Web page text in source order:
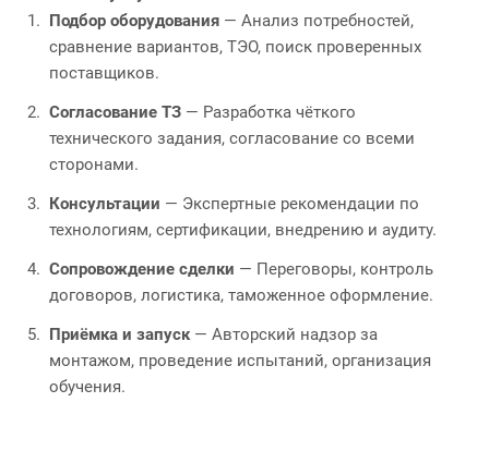
Подбор оборудования — Анализ потребностей,
сравнение вариантов, ТЭО, поиск проверенных
поставщиков.
Согласование ТЗ — Разработка чёткого
технического задания, согласование со всеми
сторонами.
Консультации — Экспертные рекомендации по
технологиям, сертификации, внедрению и аудиту.
Сопровождение сделки — Переговоры, контроль
договоров, логистика, таможенное оформление.
Приёмка и запуск— Авторский надзор за
монтажом, проведение испытаний, организация
обучения.